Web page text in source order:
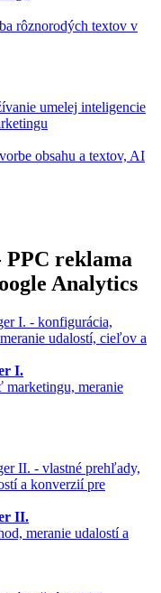
rôznorodých textov v
obsahu a textov, AI
PPC reklama
Analytics
I.
meranie
II.
meranie udalostí a